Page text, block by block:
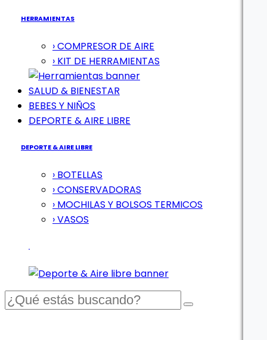
HERRAMIENTAS
› COMPRESOR DE AIRE
› KIT DE HERRAMIENTAS
SALUD & BIENESTAR
BEBES Y NIÑOS
DEPORTE & AIRE LIBRE
DEPORTE & AIRE LIBRE
› BOTELLAS
› CONSERVADORAS
› MOCHILAS Y BOLSOS TERMICOS
› VASOS